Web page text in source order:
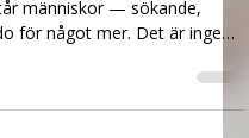
Spirituellcoach